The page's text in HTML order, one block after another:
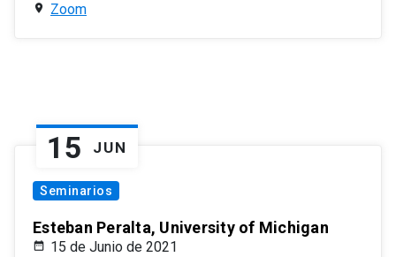
Zoom
15 JUN
Seminarios
Esteban Peralta, University of Michigan
15 de Junio de 2021